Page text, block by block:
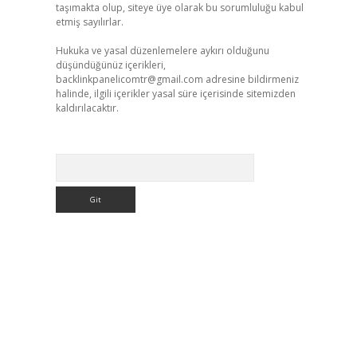
taşımakta olup, siteye üye olarak bu sorumluluğu kabul
etmiş sayılırlar.
Hukuka ve yasal düzenlemelere aykırı olduğunu
düşündüğünüz içerikleri,
backlinkpanelicomtr@gmail.com adresine bildirmeniz
halinde, ilgili içerikler yasal süre içerisinde sitemizden
kaldırılacaktır.